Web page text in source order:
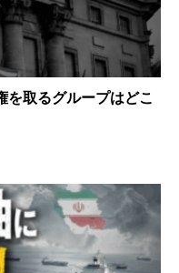
を取るグループはどこ